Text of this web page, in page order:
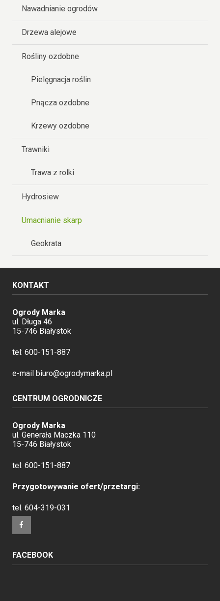
Nawadnianie ogrodów
Drzewa alejowe
Rośliny ozdobne
Pielęgnacja roślin
Pnącza ozdobne
Krzewy ozdobne
Trawniki
Trawa z rolki
Hydrosiew
Umacnianie skarp
Geokrata
KONTAKT
Ogrody Marka
ul. Długa 46
15-746 Białystok
tel: 600-151-887
e-mail biuro@ogrodymarka.pl
CENTRUM OGRODNICZE
Ogrody Marka
ul. Generała Maczka 110
15-746 Białystok
tel: 600-151-887
Przygotowywanie ofert/przetargi:
tel. 604-319-031
FACEBOOK